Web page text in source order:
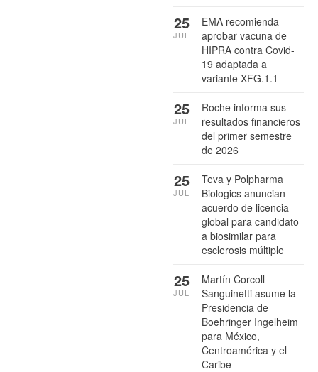
EMA recomienda
aprobar vacuna de
HIPRA contra Covid-
19 adaptada a
variante XFG.1.1
25
JUL
Roche informa sus
resultados financieros
del primer semestre
de 2026
25
JUL
Teva y Polpharma
Biologics anuncian
acuerdo de licencia
global para candidato
a biosimilar para
esclerosis múltiple
25
JUL
Martín Corcoll
Sanguinetti asume la
Presidencia de
Boehringer Ingelheim
para México,
Centroamérica y el
Caribe
25
JUL